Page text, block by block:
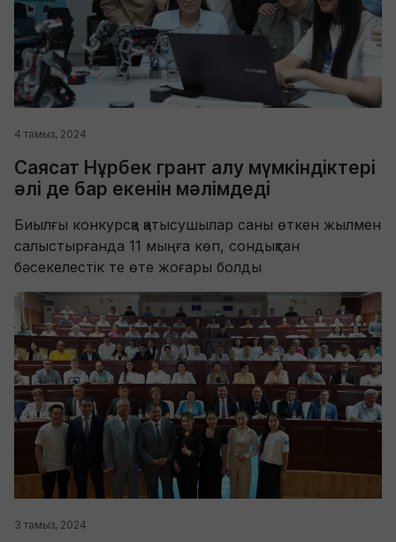
4 тамыз, 2024
Саясат Нұрбек грант алу мүмкіндіктері
әлі де бар екенін мәлімдеді
Биылғы конкурсқа қатысушылар саны өткен жылмен
салыстырғанда 11 мыңға көп, сондықтан
бәсекелестік те өте жоғары болды
3 тамыз, 2024